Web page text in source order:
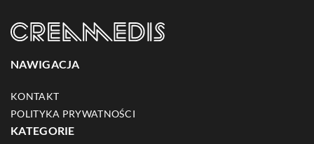
NAWIGACJA
KONTAKT
POLITYKA PRYWATNOŚCI
KATEGORIE